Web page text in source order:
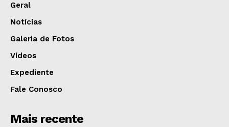
Geral
Notícias
Galeria de Fotos
Vídeos
Expediente
Fale Conosco
Mais recente